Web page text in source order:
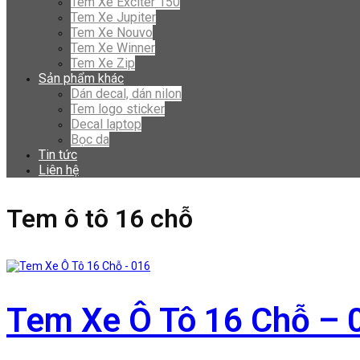
Tem Xe Jupiter
Tem Xe Nouvo
Tem Xe Winner
Tem Xe Zip
Sản phẩm khác
Dán decal, dán nilon
Tem logo sticker
Decal laptop
Bọc da
Tin tức
Liên hệ
Tem ô tô 16 chỗ
Tem Xe Ô Tô 16 Chỗ –